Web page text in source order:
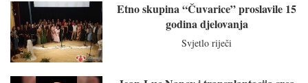
Etno skupina “Čuvarice” proslavile 15
godina djelovanja
Svjetlo riječi